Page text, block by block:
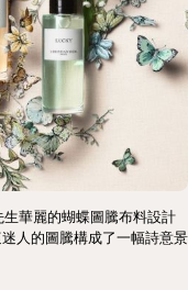
華麗的蝴蝶圖騰布料設計
人的圖騰構成了一幅詩意景